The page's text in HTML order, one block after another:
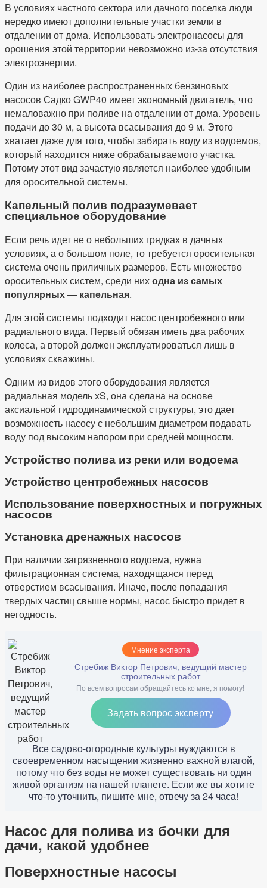
В условиях частного сектора или дачного поселка люди
нередко имеют дополнительные участки земли в
отдалении от дома. Использовать электронасосы для
орошения этой территории невозможно из-за отсутствия
электроэнергии.
Один из наиболее распространенных бензиновых
насосов Садко GWP40 имеет экономный двигатель, что
немаловажно при поливе на отдалении от дома. Уровень
подачи до 30 м, а высота всасывания до 9 м. Этого
хватает даже для того, чтобы забирать воду из водоемов,
который находится ниже обрабатываемого участка.
Потому этот вид зачастую является наиболее удобным
для оросительной системы.
Капельный полив подразумевает
специальное оборудование
Если речь идет не о небольших грядках в дачных
условиях, а о большом поле, то требуется оросительная
система очень приличных размеров. Есть множество
оросительных систем, среди ниходна из самых
популярных — капельная.
Для этой системы подходит насос центробежного или
радиального вида. Первый обязан иметь два рабочих
колеса, а второй должен эксплуатироваться лишь в
условиях скважины.
Одним из видов этого оборудования является
радиальная модель xS, она сделана на основе
аксиальной гидродинамической структуры, это дает
возможность насосу с небольшим диаметром подавать
воду под высоким напором при средней мощности.
Устройство полива из реки или водоема
Устройство центробежных насосов
Использование поверхностных и погружных
насосов
Установка дренажных насосов
При наличии загрязненного водоема, нужна
фильтрационная система, находящаяся перед
отверстием всасывания. Иначе, после попадания
твердых частиц свыше нормы, насос быстро придет в
негодность.
Мнение эксперта
Стребиж Виктор Петрович, ведущий мастер
строительных работ
По всем вопросам обращайтесь ко мне, я помогу!
Задать вопрос эксперту
Все садово-огородные культуры нуждаются в
своевременном насыщении жизненно важной влагой,
потому что без воды не может существовать ни один
живой организм на нашей планете. Если же вы хотите
что-то уточнить, пишите мне, отвечу за 24 часа!
Насос для полива из бочки для
дачи, какой удобнее
Поверхностные насосы